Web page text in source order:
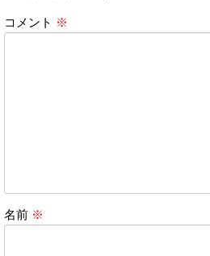
コメント ※
名前 ※